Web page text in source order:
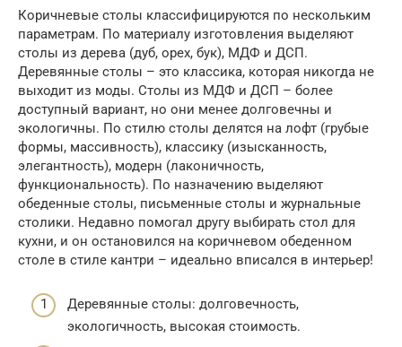
Коричневые столы классифицируются по нескольким
параметрам. По материалу изготовления выделяют
столы из дерева (дуб, орех, бук), МДФ и ДСП.
Деревянные столы – это классика, которая никогда не
выходит из моды. Столы из МДФ и ДСП – более
доступный вариант, но они менее долговечны и
экологичны. По стилю столы делятся на лофт (грубые
формы, массивность), классику (изысканность,
элегантность), модерн (лаконичность,
функциональность). По назначению выделяют
обеденные столы, письменные столы и журнальные
столики. Недавно помогал другу выбирать стол для
кухни, и он остановился на коричневом обеденном
столе в стиле кантри – идеально вписался в интерьер!
Деревянные столы: долговечность,
экологичность, высокая стоимость.